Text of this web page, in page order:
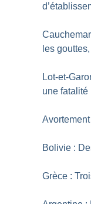
les
Lot-et-
une fatalité
Bolivie :
Grèce :